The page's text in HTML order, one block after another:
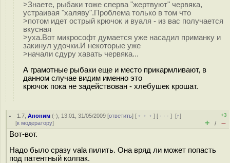
>Знаете, рыбаки тоже сперва "жертвуют" червяка,
устраивая "халяву".Проблема только в том что
>потом идет острый крючок и вуаля - из вас получается
вкусная
>уха.Вот микрософт думается уже насадил приманку и
закинул удочки.И некоторые уже
>начали сдуру хавать червяка...
А грамотные рыбаки еще и место прикармливают, в
данном случае видим именно это
крючок пока не задействован - хлебушек крошат.
1.7 ,Аноним (-), 13:01, 31/05/2009 [ответить] [ ﹢﹢﹢] [ · · ·][↑]
[к модератору]
+3
+ / –
Вот-вот.
Надо было сразу vala пилить. Она вряд ли может попасть
под патентный колпак.